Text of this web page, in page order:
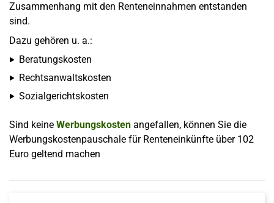
Zusammenhang mit den Renteneinnahmen entstanden
sind.
Dazu gehören u. a.:
Beratungskosten
Rechtsanwaltskosten
Sozialgerichtskosten
Sind keine Werbungskosten angefallen, können Sie die
Werbungskostenpauschale für Renteneinkünfte über 102
Euro geltend machen